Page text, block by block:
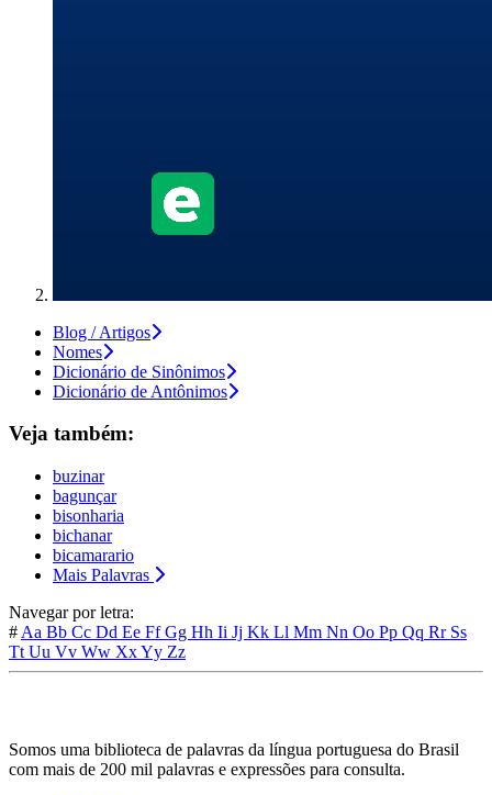
Blog / Artigos
Nomes
Dicionário de Sinônimos
Dicionário de Antônimos
Veja também:
buzinar
bagunçar
bisonharia
bichanar
bicamarario
Mais Palavras
Navegar por letra:
# Aa Bb Cc Dd Ee FfGg Hh Ii Jj Kk Ll Mm Nn Oo Pp Qq Rr Ss
Tt Uu Vv Ww XxYy Zz
Somos uma biblioteca de palavras da língua portuguesa do Brasil
com mais de 200 mil palavras e expressões para consulta.